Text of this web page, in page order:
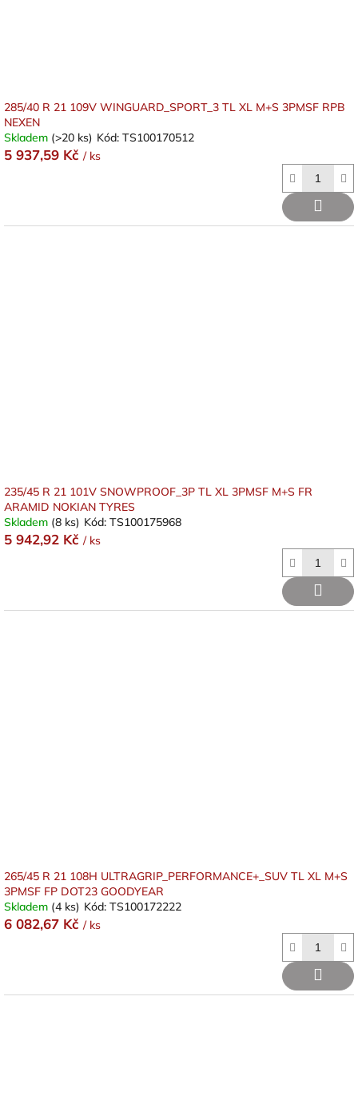
285/40 R 21 109V WINGUARD_SPORT_3 TL XL M+S 3PMSF RPB
NEXEN
Skladem (>20 ks) Kód: TS100170512
5 937,59 Kč / ks
235/45 R 21 101V SNOWPROOF_3P TL XL 3PMSF M+S FR
ARAMID NOKIAN TYRES
Skladem (8 ks) Kód: TS100175968
5 942,92 Kč / ks
265/45 R 21 108H ULTRAGRIP_PERFORMANCE+_SUV TL XL M+S
3PMSF FP DOT23 GOODYEAR
Skladem (4 ks) Kód: TS100172222
6 082,67 Kč / ks